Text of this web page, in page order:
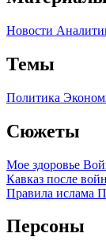
Новости
Темы
Политика
Сюжеты
Мое здоровье
Кавказ после
Правила ислама
Персоны